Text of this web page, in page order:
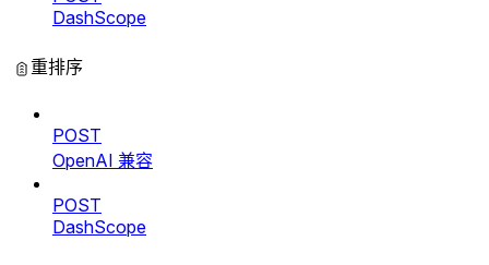
DashScope
重排序
POST
OpenAI 兼容
POST
DashScope